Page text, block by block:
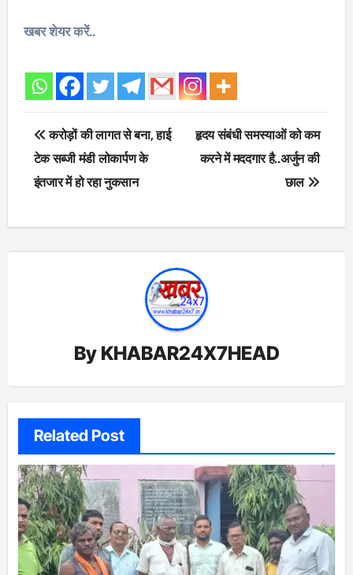
खबर शेयर करें..
Post
navigation
करोड़ों की लागत से बना, हाई
टेक सब्जी मंडी लोकार्पण के
इंतजार में हो रहा नुकसान
हृदय संबंधी समस्याओं को कम
करने में मददगार है..अर्जुन की
छाल
By KHABAR24X7HEAD
Related Post